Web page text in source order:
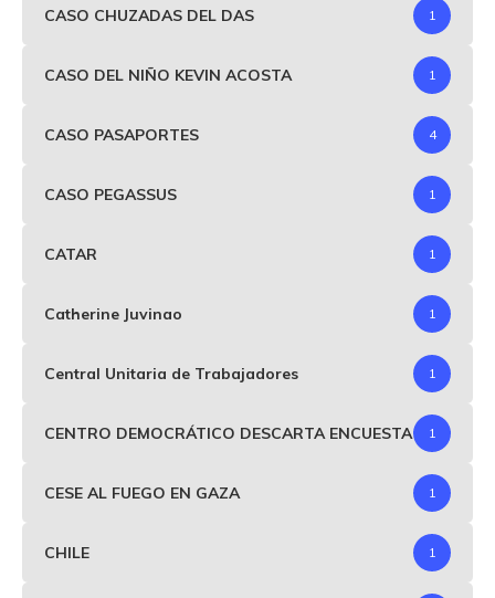
CASO CHUZADAS DEL DAS 1
CASO DEL NIÑO KEVIN ACOSTA 1
CASO PASAPORTES 4
CASO PEGASSUS 1
CATAR 1
Catherine Juvinao 1
Central Unitaria de Trabajadores 1
CENTRO DEMOCRÁTICO DESCARTA ENCUESTA 1
CESE AL FUEGO EN GAZA 1
CHILE 1